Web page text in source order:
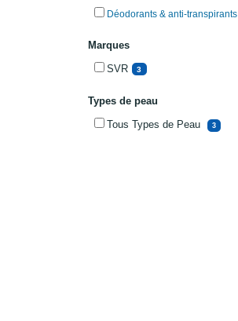
Déodorants & anti-transpirants
Marques
SVR
3
Types de peau
Tous Types de Peau
3